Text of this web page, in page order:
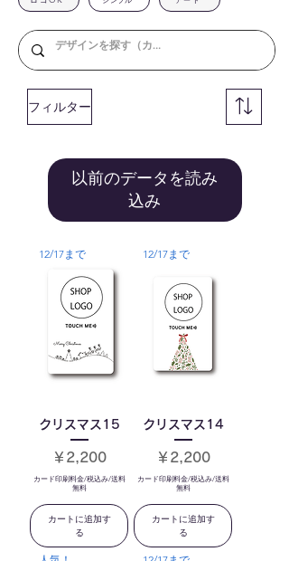
フィルター
以前のデータを読み
込み
12/17まで
クリスマス15
価格
￥2,200
カード印刷料金/税込み/送料
無料
カートに追加す
る
12/17まで
クリスマス14
価格
￥2,200
カード印刷料金/税込み/送料
無料
カートに追加す
る